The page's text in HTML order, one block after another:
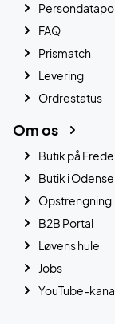
FAQ
Prismatch
Levering
Ordrestatus
Om os
Butik på
Butik i Odense
Opstrengning
B2B Portal
Løvens hule
Jobs
YouTube-